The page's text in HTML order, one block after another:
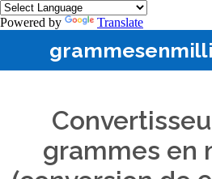
Powered by Translate
grammes en